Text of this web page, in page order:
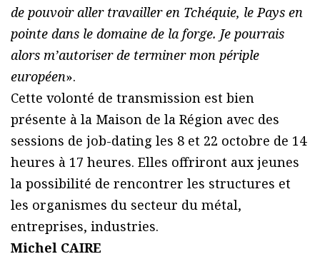
de pouvoir aller travailler en Tchéquie, le Pays en
pointe dans le domaine de la forge. Je pourrais
alors m’autoriser de terminer mon périple
européen».
Cette volonté de transmission est bien
présente à la Maison de la Région avec des
sessions de job-dating les 8 et 22 octobre de 14
heures à 17 heures. Elles offriront aux jeunes
la possibilité de rencontrer les structures et
les organismes du secteur du métal,
entreprises, industries.
Michel CAIRE